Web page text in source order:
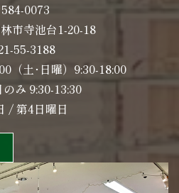
0073
市寺池台1-20-18
55-3188
（土･日曜）9:30-18:00
み 9:30-13:30
/ 第4日曜日